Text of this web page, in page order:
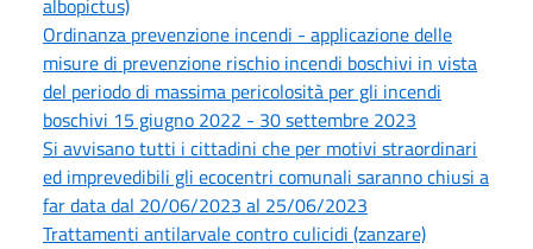
Ordinanza prevenzione incendi - applicazione delle
misure di prevenzione rischio incendi boschivi in vista
del periodo di massima pericolosità per gli incendi
boschivi 15 giugno 2022 - 30 settembre 2023
Si avvisano tutti i cittadini che per motivi straordinari
ed imprevedibili gli ecocentri comunali saranno chiusi a
far data dal 20/06/2023 al 25/06/2023
Trattamenti antilarvale contro culicidi (zanzare)